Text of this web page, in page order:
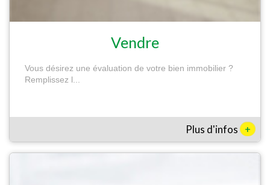
Vendre
Vous désirez une évaluation de votre bien immobilier ?
Remplissez l...
Plus d'infos +